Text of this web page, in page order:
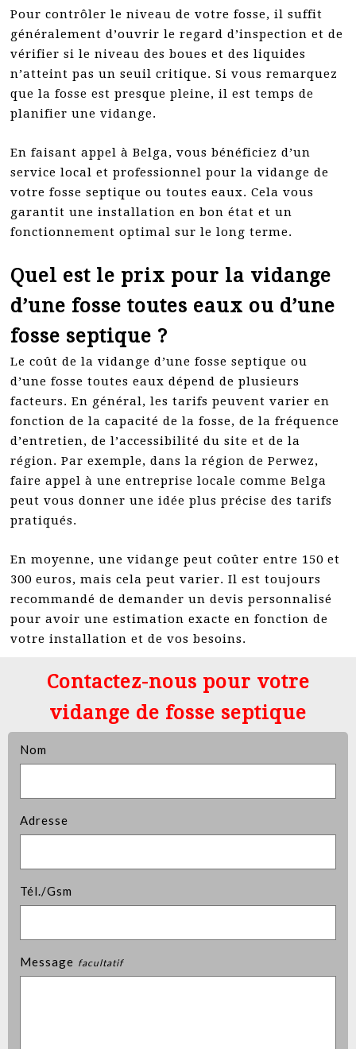
Pour contrôler le niveau de votre fosse, il suffit
généralement d’ouvrir le regard d’inspection et de
vérifier si le niveau des boues et des liquides
n’atteint pas un seuil critique. Si vous remarquez
que la fosse est presque pleine, il est temps de
planifier une vidange.
En faisant appel à Belga, vous bénéficiez d’un
service local et professionnel pour la vidange de
votre fosse septique ou toutes eaux. Cela vous
garantit une installation en bon état et un
fonctionnement optimal sur le long terme.
Quel est le prix pour la vidange
d’une fosse toutes eaux ou d’une
fosse septique ?
Le coût de la vidange d’une fosse septique ou
d’une fosse toutes eaux dépend de plusieurs
facteurs. En général, les tarifs peuvent varier en
fonction de la capacité de la fosse, de la fréquence
d’entretien, de l’accessibilité du site et de la
région. Par exemple, dans la région de Perwez,
faire appel à une entreprise locale comme Belga
peut vous donner une idée plus précise des tarifs
pratiqués.
En moyenne, une vidange peut coûter entre 150 et
300 euros, mais cela peut varier. Il est toujours
recommandé de demander un devis personnalisé
pour avoir une estimation exacte en fonction de
votre installation et de vos besoins.
Contactez-nous pour votre
vidange de fosse septique
Nom
Adresse
Tél./Gsm
Message